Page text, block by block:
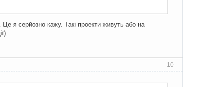
я серйозно кажу. Такі проекти живуть або на
10